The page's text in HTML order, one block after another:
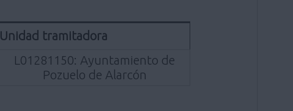
Unidad tramitadora
L01281150: Ayuntamiento de
Pozuelo de Alarcón